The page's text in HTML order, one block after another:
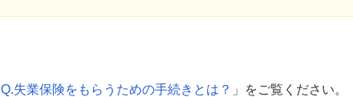
Q.失業保険をもらうための手続きとは？ 」をご覧ください。